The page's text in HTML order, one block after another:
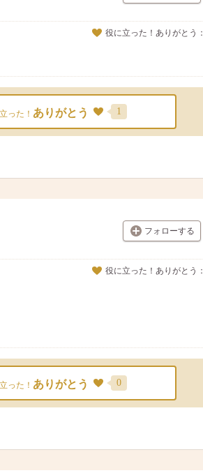
役に立った！ありがとう：
った！ ありがとう 1
フォローする
役に立った！ありがとう：
った！ ありがとう 0